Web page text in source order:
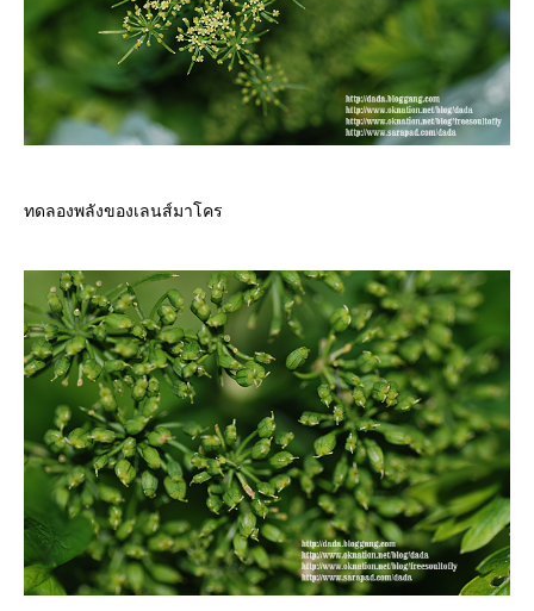
ทดลองพลังของเลนส์มาโคร